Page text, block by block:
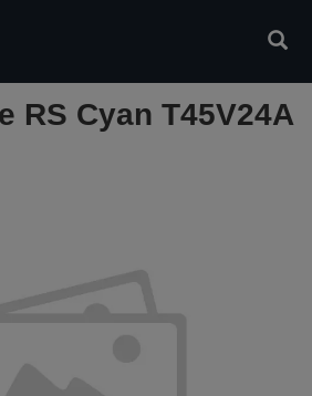
RS Cyan T45V24A